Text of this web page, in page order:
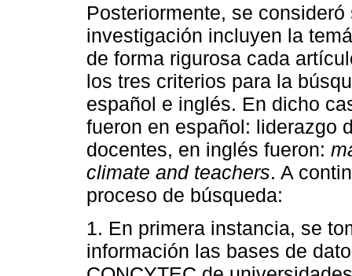
Posteriormente, se
investigación incluyen la
de forma rigurosa cada
los tres criterios para la
español e inglés. En dicho
fueron en español: liderazgo
docentes, en inglés fueron:
climate and teachers. A
proceso de búsqueda:
1. En primera instancia, se
información las bases de